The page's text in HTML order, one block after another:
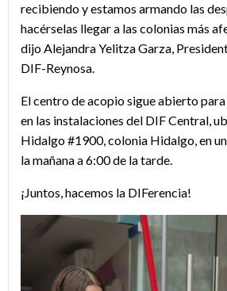
recibiendo y estamos armando las
hacérselas llegar a las colonias más
dijo Alejandra Yelitza Garza,
DIF-Reynosa.
El centro de acopio sigue abierto
en las instalaciones del DIF Central,
Hidalgo #1900, colonia Hidalgo, en
la mañana a 6:00 de la tarde.
¡Juntos, hacemos la DIFerencia!